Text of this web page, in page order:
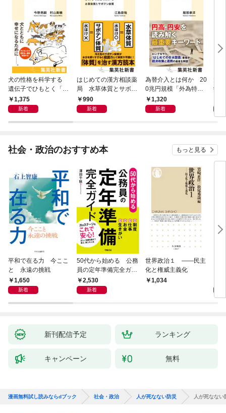
犬の性格を科学する
遺伝子でひもとく「最
良の友」の進化
1,375
新着
はじめての漢方相談薬
局 水草体質とサボテ
ン体質
990
新着
為替介入とは何か 20
0兆円規模「外為特
会」が生まれた謎
1,320
新着
学
社会・政治のおすすめ本 もっと見る
平和で在る力 今ここ
と 永遠の挑戦
1,650
新着
50代から始める 公務
員の定年準備完全ガイ
ド2,530
新着
世界政治１ ――民主
化と権威主義化
1,034
新刊配信予定 ランキング
キャンペーン 無料
漫画無料試し読みならdブック 社会・政治 人が死なない防災 人が死なない